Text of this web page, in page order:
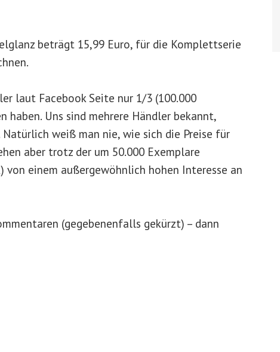
beträgt 15,99 Euro, für die Komplettserie
laut Facebook Seite nur 1/3 (100.000
haben. Uns sind mehrere Händler bekannt,
weiß man nie, wie sich die Preise für
aber trotz der um 50.000 Exemplare
von einem außergewöhnlich hohen Interesse an
(gegebenenfalls gekürzt) – dann